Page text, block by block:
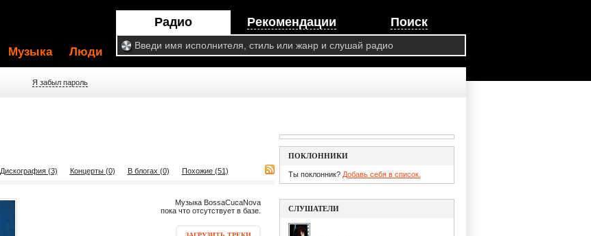
Радио Рекомендации Поиск
Музыка Люди
Я забыл пароль
Дискография (3) Концерты (0) В блогах (0) Похожие (51)
Музыка BossaCucaNova
пока что отсутствует в базе.
ПОКЛОННИКИ
Ты поклонник? Добавь себя в список.
СЛУШАТЕЛИ